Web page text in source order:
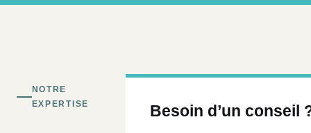
NOTRE
EXPERTISE
Besoin d’un conseil